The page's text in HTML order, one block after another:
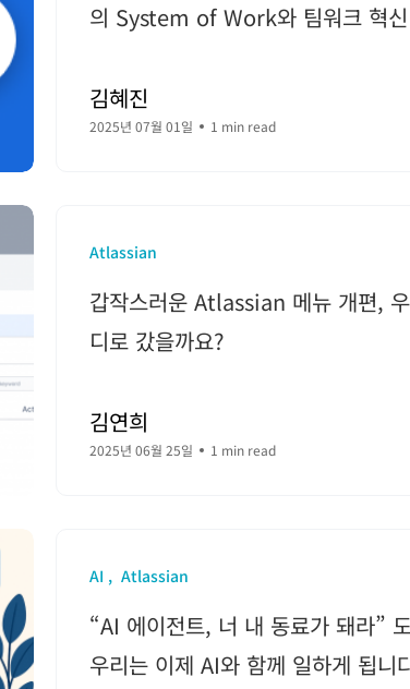
의 System of Work와 팀워크 혁신
김혜진
2025년 07월 01일 1 min read
Atlassian
갑작스러운 Atlassian 메뉴 개편,
디로 갔을까요?
김연희
2025년 06월 25일 1 min read
AI Atlassian
“AI 에이전트, 너 내 동료가 돼라”
우리는 이제 AI와 함께 일하게 됩니